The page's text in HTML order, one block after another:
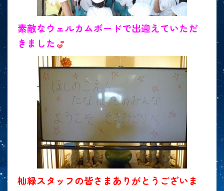
素敵なウェルカムボードで出迎えていただ
きました
杣緑スタッフの皆さまありがとうございま